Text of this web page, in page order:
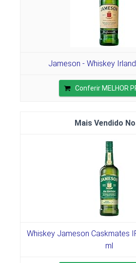
Jameson - Whiskey
Conferir MELHOR
Whiskey Jameson Caskmates
ml